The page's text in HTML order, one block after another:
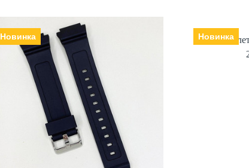
Новинка
Ремінець Casio AMW-870-1A
Виробник: Японія, Ремінець |
браслет: полімер,
1 350 грн.
Новинка
Виробник: